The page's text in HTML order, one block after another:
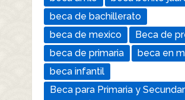
beca de bachillerato
beca de mexico
Beca de
beca de primaria
beca en
beca infantil
Beca para Primaria y